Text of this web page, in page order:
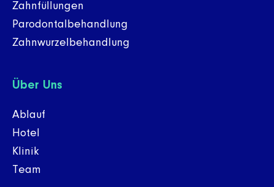
Zahnfüllungen
Parodontalbehandlung
Zahnwurzelbehandlung
Über Uns
Ablauf
Hotel
Klinik
Team